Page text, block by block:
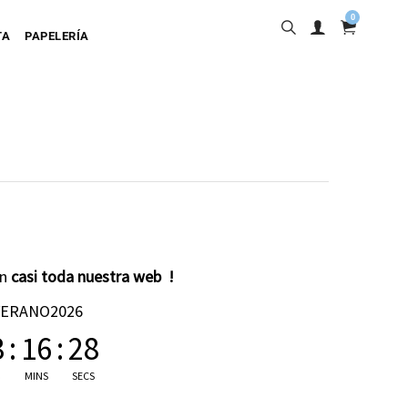
0
Adhesiva
Colgante
PAPELERÍA
casi toda nuestra web !
: 16
MINS
:27
SECS